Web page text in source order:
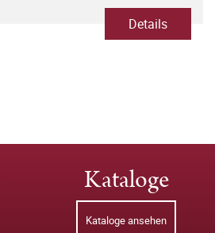
Details
Kataloge
Kataloge ansehen